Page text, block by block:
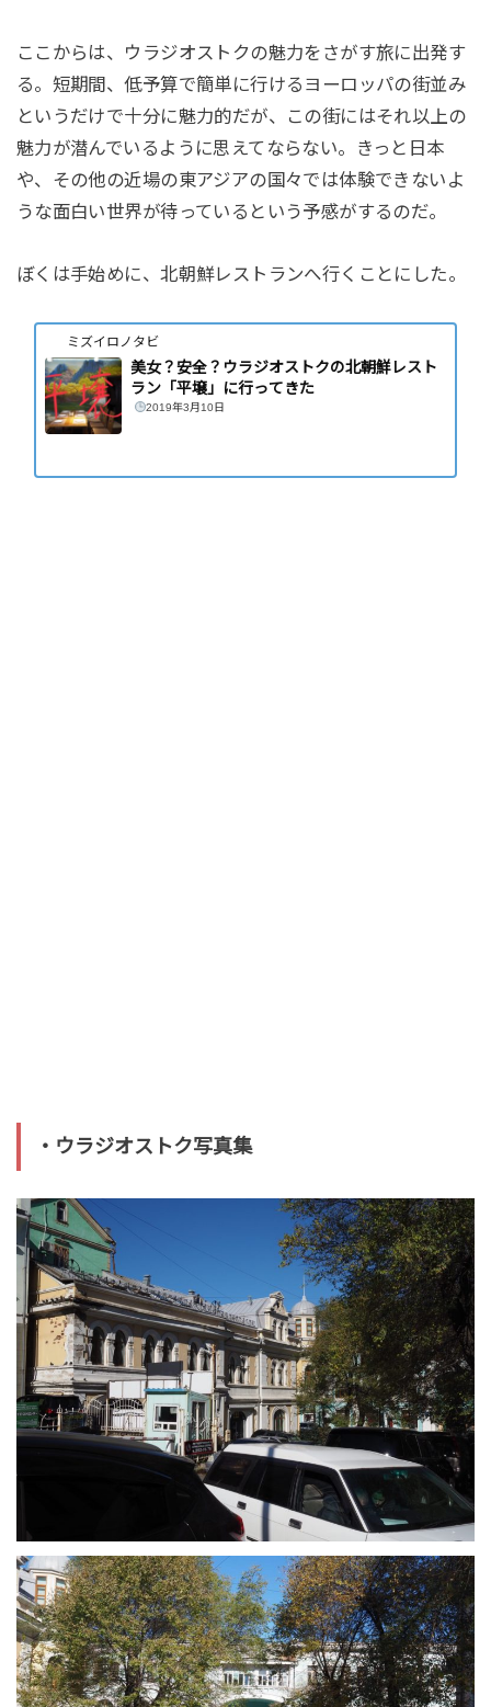
ここからは、ウラジオストクの魅力をさがす旅に出発す
る。短期間、低予算で簡単に行けるヨーロッパの街並み
というだけで十分に魅力的だが、この街にはそれ以上の
魅力が潜んでいるように思えてならない。きっと日本
や、その他の近場の東アジアの国々では体験できないよ
うな面白い世界が待っているという予感がするのだ。
ぼくは手始めに、北朝鮮レストランへ行くことにした。
ミズイロノタビ
美女？安全？ウラジオストクの北朝鮮レスト
ラン「平壌」に行ってきた
2019年3月10日
・ウラジオストク写真集